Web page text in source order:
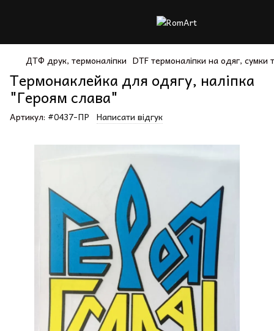
ДТФ друк, термоналіпки DTF термоналіпки на одяг, сумки
Термонаклейка для одягу, наліпка
"Героям слава"
Артикул: #0437-ПР Написати відгук